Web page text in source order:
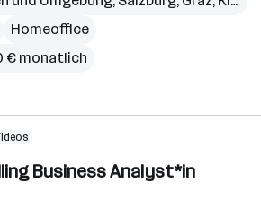
Homeoffice
€ monatlich
Business Analyst*in